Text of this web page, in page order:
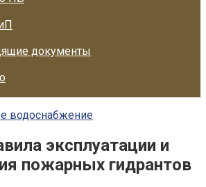
документы
водоснабжение
эксплуатации и
пожарных гидрантов